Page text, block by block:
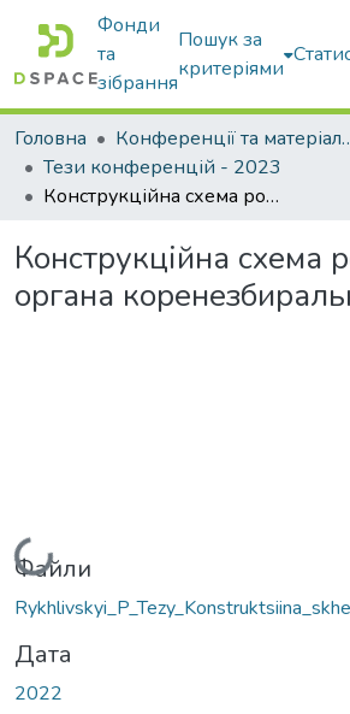
Фонди
та
зібрання
Пошук за
критеріями
Головна
Конференції та
Тези конференцій - 2023
Конструкційна схема робочого органа коренезбиральної машини
Конструкційна схема
органа
Вантажиться...
Файли
Дата
2022